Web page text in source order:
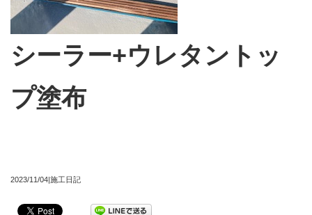
シーラー+ウレタントッ
プ塗布
2023/11/04|施工日記